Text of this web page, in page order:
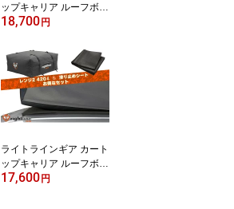
ップキャリア ルーフボッ
クス ルーフバッグ ルー
ンジ3 / 510L 滑り止めシ
ート パッケージ PRG-10
0R30-PADSET
18,700円
ライトラインギア カート
ップキャリア ルーフボッ
クス ルーフバッグ ルー
17,600円